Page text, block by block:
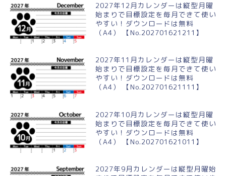
2027年12月カレンダーは縦型月曜
始まりで目標設定を毎月できて使い
やすい！ダウンロードは無料
（A4） 【No.202701621211】
2027年11月カレンダーは縦型月曜
始まりで目標設定を毎月できて使い
やすい！ダウンロードは無料
（A4） 【No.202701621111】
2027年10月カレンダーは縦型月曜
始まりで目標設定を毎月できて使い
やすい！ダウンロードは無料
（A4） 【No.202701621011】
2027年9月カレンダーは縦型月曜始